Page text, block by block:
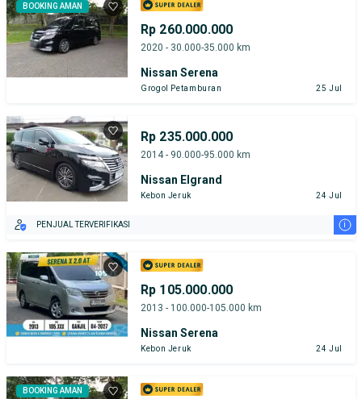
BOOKING AMAN
Rp 260.000.000
2020 - 30.000-35.000 km
Nissan Serena
Grogol Petamburan 25 Jul
Rp 235.000.000
2014 - 90.000-95.000 km
Nissan Elgrand
Kebon Jeruk 24 Jul
PENJUAL TERVERIFIKASI i
Rp 105.000.000
2013 - 100.000-105.000 km
Nissan Serena
Kebon Jeruk 24 Jul
BOOKING AMAN